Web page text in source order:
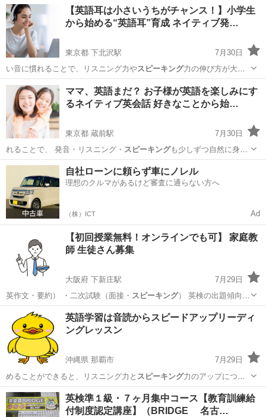
し…
愛知 名古屋市 英会話
【英語耳は小さいうちがチャンス！】小学生
から始める“英語耳”育成 ネイティブ発…
東京都 下北沢駅
7月30日
い音に慣れることで、リスニング力やスピーキング力の伸び方が大き
く変わります！ …
東京 世田谷区 下北沢駅 英会話 ネイティブ
ママ、英語まだ？ お子様が英語を楽しみにす
るネイティブ英会話 好きなことから始…
東京都 蔵前駅
7月30日
れることで、 発音・リスニング・ スピーキングも少しずつ自然に身に
ついていきます…
東京 墨田区 蔵前駅 英会話 ネイティブ
自社ローンに頼らず車にノレル
理想のクルマがあるけど審査に通らない方へ
（株）ICT Ad
【初回授業無料！オンラインでも可】 家庭教
師 生徒さん募集
大阪府 下新庄駅
7月29日
英作文・要約） ・二次試験（面接・ スピーキング） 英検の出題傾向を
踏まえ、それ…
下新庄駅 家庭教師 1級
英語学習は音読からスピードアップリーディ
ングレッスン
沖縄県 那覇市
7月29日
めることができると、リスニング力と スピーキング力のアップにつな
がり、英語脳を鍛え…
沖縄 那覇市 英語/基礎英語 レッスン
英検準１級・７ヶ月集中コース【教育訓練給
付制度認定講座】（BRIDGE 名古…